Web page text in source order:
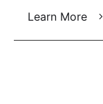
Learn More